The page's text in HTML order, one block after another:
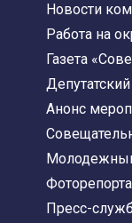
Новости
Работа на
Газета
Депутатский
Анонс
Пресс-